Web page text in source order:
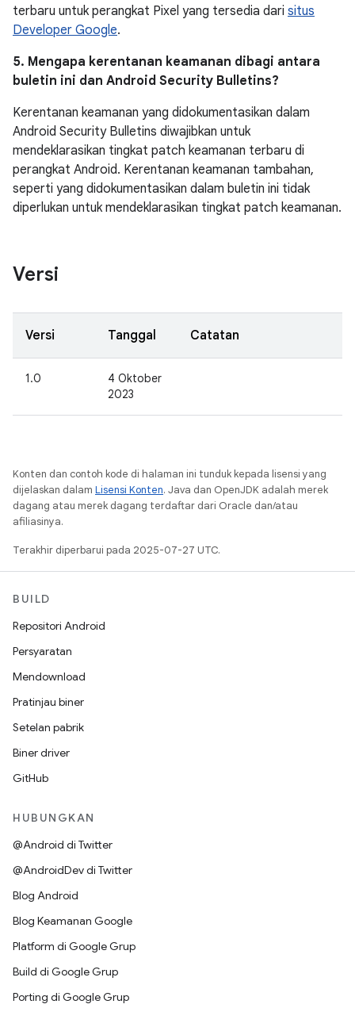
terbaru untuk perangkat Pixel yang tersedia dari situs
Developer Google.
5. Mengapa kerentanan keamanan dibagi antara
buletin ini dan Android Security Bulletins?
Kerentanan keamanan yang didokumentasikan dalam
Android Security Bulletins diwajibkan untuk
mendeklarasikan tingkat patch keamanan terbaru di
perangkat Android. Kerentanan keamanan tambahan,
seperti yang didokumentasikan dalam buletin ini tidak
diperlukan untuk mendeklarasikan tingkat patch keamanan.
Versi
Versi Tanggal Catatan
1.0
4 Oktober
2023
Konten dan contoh kode di halaman ini tunduk kepada lisensi yang
dijelaskan dalam Lisensi Konten. Java dan OpenJDK adalah merek
dagang atau merek dagang terdaftar dari Oracle dan/atau
afiliasinya.
Terakhir diperbarui pada 2025-07-27 UTC.
BUILD
Repositori Android
Persyaratan
Mendownload
Pratinjau biner
Setelan pabrik
Biner driver
GitHub
HUBUNGKAN
@Android di Twitter
@AndroidDev di Twitter
Blog Android
Blog Keamanan Google
Platform di Google Grup
Build di Google Grup
Porting di Google Grup